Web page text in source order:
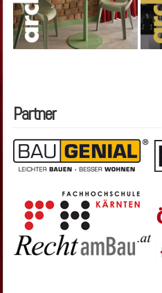
Partner